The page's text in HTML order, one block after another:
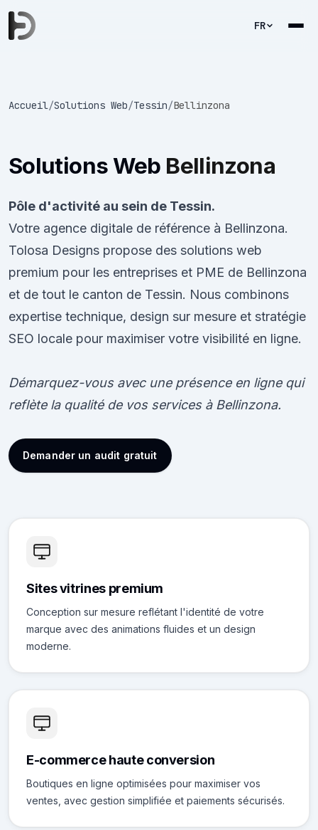
FR
Accueil/Solutions Web/Tessin/Bellinzona
Solutions Web Bellinzona
Pôle d'activité au sein de Tessin.
Votre agence digitale de référence à Bellinzona.
Tolosa Designs propose des solutions web
premium pour les entreprises et PME de Bellinzona
et de tout le canton de Tessin. Nous combinons
expertise technique, design sur mesure et stratégie
SEO locale pour maximiser votre visibilité en ligne.
Démarquez-vous avec une présence en ligne qui
reflète la qualité de vos services à Bellinzona.
Demander un audit gratuit
Sites vitrines premium
Conception sur mesure reflétant l'identité de votre
marque avec des animations fluides et un design
moderne.
E-commerce haute conversion
Boutiques en ligne optimisées pour maximiser vos
ventes, avec gestion simplifiée et paiements sécurisés.